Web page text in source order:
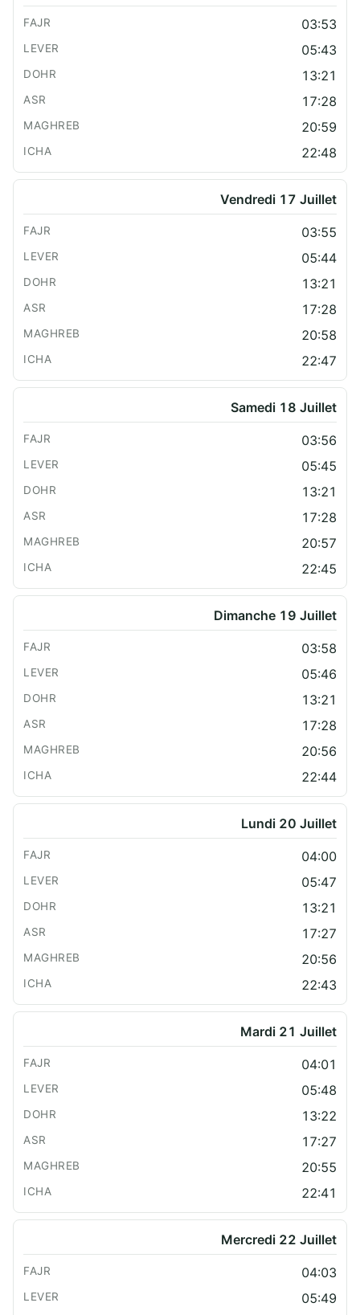
03:53
05:43
13:21
17:28
20:59
22:48
Vendredi 17 Juillet
03:55
05:44
13:21
17:28
20:58
22:47
Samedi 18 Juillet
03:56
05:45
13:21
17:28
20:57
22:45
Dimanche 19 Juillet
03:58
05:46
13:21
17:28
20:56
22:44
Lundi 20 Juillet
04:00
05:47
13:21
17:27
20:56
22:43
Mardi 21 Juillet
04:01
05:48
13:22
17:27
20:55
22:41
Mercredi 22 Juillet
04:03
05:49